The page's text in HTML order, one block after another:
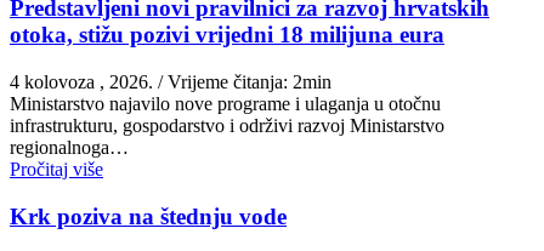
Predstavljeni novi pravilnici za razvoj hrvatskih
otoka, stižu pozivi vrijedni 18 milijuna eura
4 kolovoza , 2026. / Vrijeme čitanja: 2min
Ministarstvo najavilo nove programe i ulaganja u otočnu
infrastrukturu, gospodarstvo i održivi razvoj Ministarstvo
regionalnoga…
Pročitaj više
Krk poziva na štednju vode